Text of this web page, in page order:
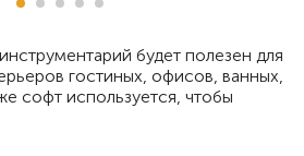
будет полезен для
гостиных, офисов, ванных,
софт используется, чтобы